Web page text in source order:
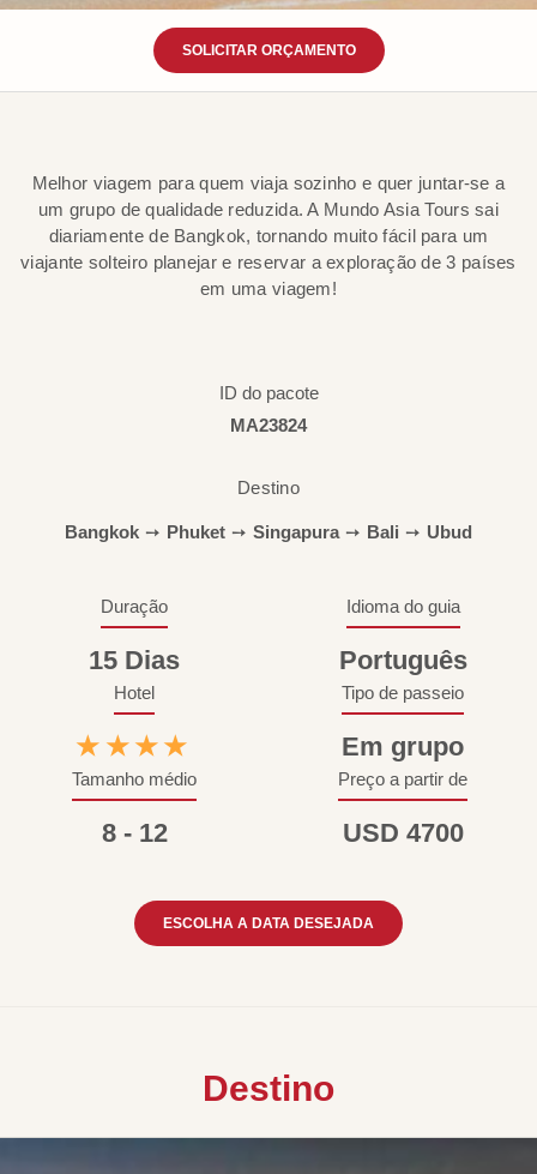
SOLICITAR ORÇAMENTO
Melhor viagem para quem viaja sozinho e quer juntar-se a
um grupo de qualidade reduzida. A Mundo Asia Tours sai
diariamente de Bangkok, tornando muito fácil para um
viajante solteiro planejar e reservar a exploração de 3 países
em uma viagem!
ID do pacote
MA23824
Destino
Bangkok ➙ Phuket ➙ Singapura ➙ Bali ➙ Ubud
Duração
15 Dias
Idioma do guia
Português
Hotel
★★★★
Tipo de passeio
Em grupo
Tamanho médio
8 - 12
Preço a partir de
USD 4700
ESCOLHA A DATA DESEJADA
Destino